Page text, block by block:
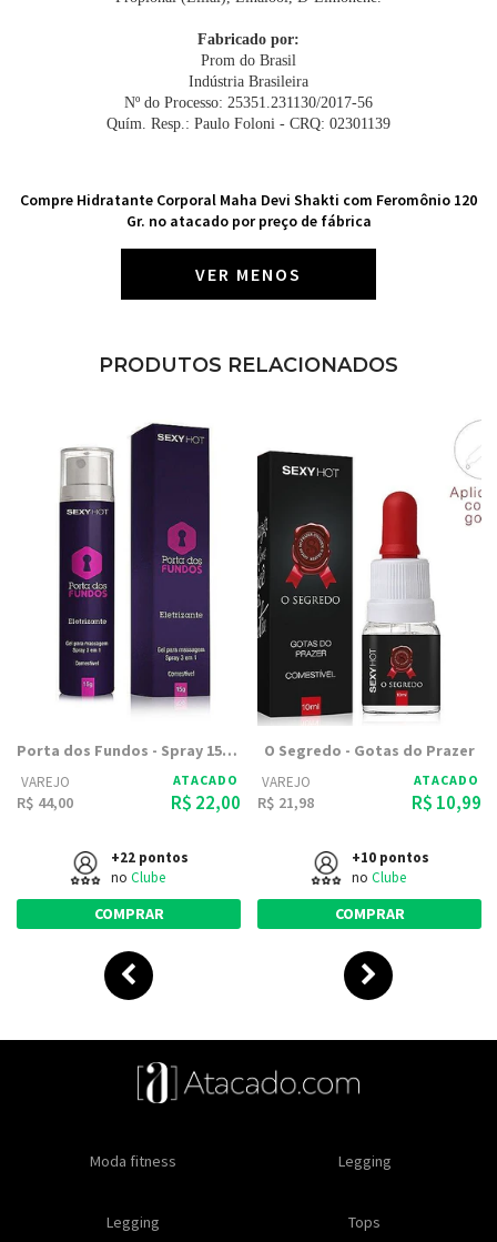
Fabricado por:
Prom do Brasil
Indústria Brasileira
Nº do Processo: 25351.231130/2017-56
Quím. Resp.: Paulo Foloni - CRQ: 02301139
Compre Hidratante Corporal Maha Devi Shakti com Feromônio 120
Gr. no atacado por preço de fábrica
VER MENOS
PRODUTOS RELACIONADOS
Porta dos Fundos - Spray 15g - Anal
VAREJO
R$ 44,00
ATACADO
R$ 22,00
+22 pontos
no Clube
COMPRAR
O Segredo - Gotas do Prazer
VAREJO
R$ 21,98
ATACADO
R$ 10,99
+10 pontos
no Clube
COMPRAR
Especial natal Toda loja
Feminino Moda feminina
Masculino Moda masculino
Moda masculina Moda intima masculina
Moda fitness Legging
Legging Tops
Oleos e cremes Comestiveis
Kits Lançamentos